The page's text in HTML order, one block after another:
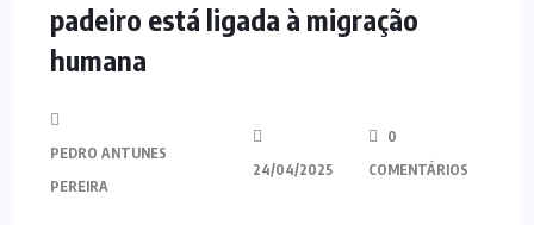
padeiro está ligada à migração
humana
PEDRO ANTUNES
PEREIRA
24/04/2025
0
COMENTÁRIOS